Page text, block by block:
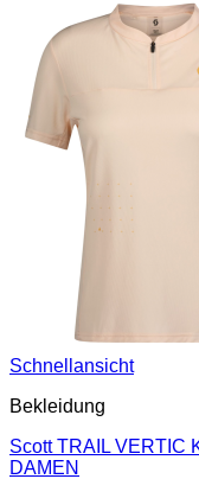
Schnellansicht
Bekleidung
Scott TRAIL VERTIC
DAMEN